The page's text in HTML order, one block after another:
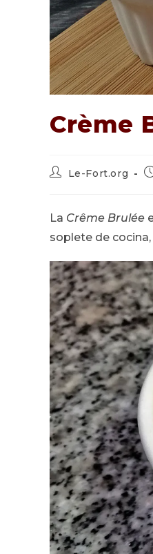
Crème
Autor
entrada:
Le-Fort.org
La Crême Brulée
soplete de